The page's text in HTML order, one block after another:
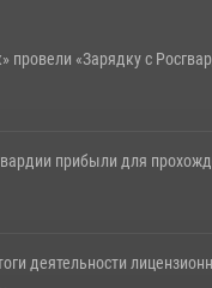
провели «Зарядку с
прибыли для
деятельности